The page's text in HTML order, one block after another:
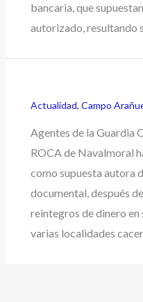
bancaria, que
autorizado, resultando
Actualidad,Campo
Agentes de la Guardia
ROCA de Navalmoral
como supuesta autora
documental, después
reintegros de dinero en
varias localidades